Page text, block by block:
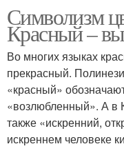
Символизм
Красный –
Во многих языках
прекрасный.
«красный»
«возлюбленный». А в
также «искренний,
искреннем человеке